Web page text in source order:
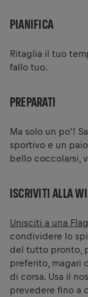
PIANIFICA
Ritaglia il tuo
fallo tuo.
PREPARATI
Ma solo un po'!
sportivo e un
bello coccolarsi,
ISCRIVITI ALLA
Unisciti a una
condividere lo
del tutto pronto,
preferito, magari
di corsa. Usa il
prevedere fino a